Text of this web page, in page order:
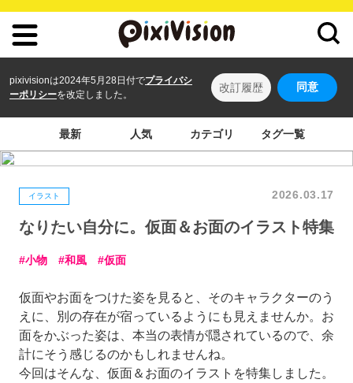
pixivisionは2024年5月28日付でプライバシ
ーポリシーを改定しました。
改訂履歴 同意
最新 人気 カテゴリ タグ一覧
イラスト 2026.03.17
なりたい自分に。仮面＆お面のイラスト特集
小物 和風 仮面
仮面やお面をつけた姿を見ると、そのキャラクターのう
えに、別の存在が宿っているようにも見えませんか。お
面をかぶった姿は、本当の表情が隠されているので、余
計にそう感じるのかもしれませんね。
今回はそんな、仮面＆お面のイラストを特集しました。